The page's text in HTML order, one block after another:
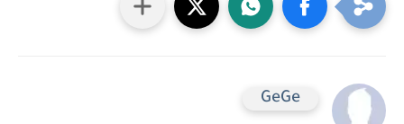
GeGe